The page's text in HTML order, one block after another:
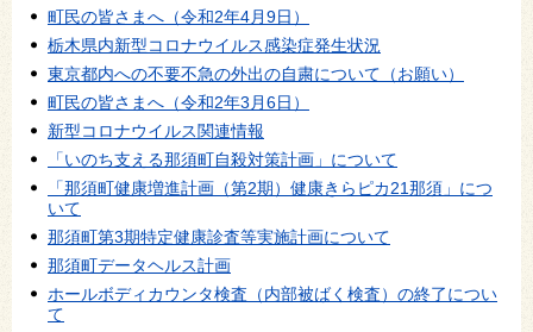
町民の皆さまへ（令和2年4月9日）
栃木県内新型コロナウイルス感染症発生状況
東京都内への不要不急の外出の自粛について（お願い）
町民の皆さまへ（令和2年3月6日）
新型コロナウイルス関連情報
「いのち支える那須町自殺対策計画」について
「那須町健康増進計画（第2期）健康きらピカ21那須」につ
いて
那須町第3期特定健康診査等実施計画について
那須町データヘルス計画
ホールボディカウンタ検査（内部被ばく検査）の終了につい
て